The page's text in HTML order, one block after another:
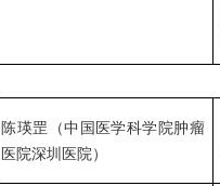
陈瑛罡（中国医学科学院肿瘤
医院深圳医院）